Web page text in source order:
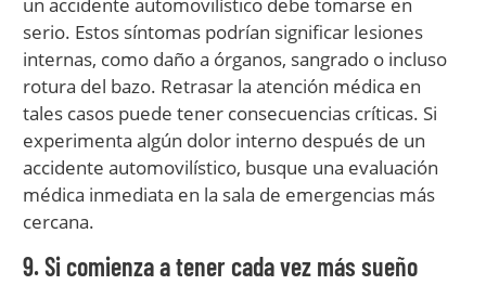
serio. Estos síntomas podrían significar lesiones
internas, como daño a órganos, sangrado o incluso
rotura del bazo. Retrasar la atención médica en
tales casos puede tener consecuencias críticas. Si
experimenta algún dolor interno después de un
accidente automovilístico, busque una evaluación
médica inmediata en la sala de emergencias más
cercana.
9. Si comienza a tener cada vez más sueño